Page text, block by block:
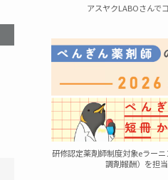
アスヤクLABOさんで
研修認定薬剤師制度対象eラー
調剤報酬）を担当